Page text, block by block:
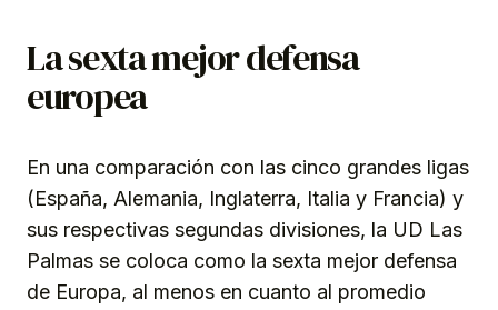
La sexta mejor defensa
europea
En una comparación con las cinco grandes ligas
(España, Alemania, Inglaterra, Italia y Francia) y
sus respectivas segundas divisiones, la UD Las
Palmas se coloca como la sexta mejor defensa
de Europa, al menos en cuanto al promedio